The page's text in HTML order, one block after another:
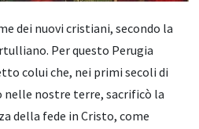
dei nuovi cristiani, secondo la
Per questo Perugia
colui che, nei primi secoli di
nelle nostre terre, sacrificò la
della fede in Cristo, come